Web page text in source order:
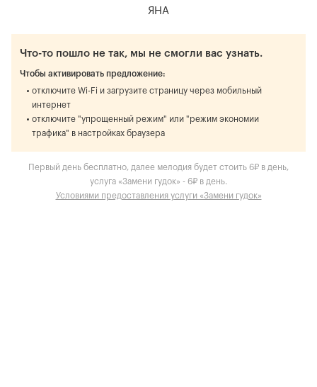
ЯНА
Что-то пошло не так, мы не смогли вас узнать.
Чтобы активировать предложение:
отключите Wi-Fi и загрузите страницу через мобильный
интернет
отключите "упрощенный режим" или "режим экономии
трафика" в настройках браузера
Первый день бесплатно, далее мелодия будет стоить 6₽ в день,
услуга «Замени гудок» - 6₽ в день.
Условиями предоставления услуги «Замени гудок»